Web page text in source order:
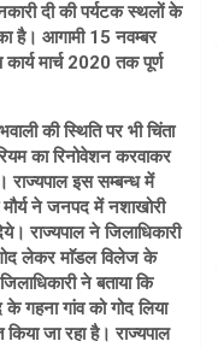
दी की पर्यटक स्थलों के
है। आगामी 15 नवम्बर
मार्च 2020 तक पूर्ण
की स्थिति पर भी चिंता
का रिनोवेशन करवाकर
राज्यपाल इस सम्बन्ध में
मौर्य ने जनपद में नशाखोरी
राज्यपाल ने जिलाधिकारी
लेकर माॅडल विलेज के
ने बताया कि
गहना गांव को गोद लिया
जा रहा है। राज्यपाल